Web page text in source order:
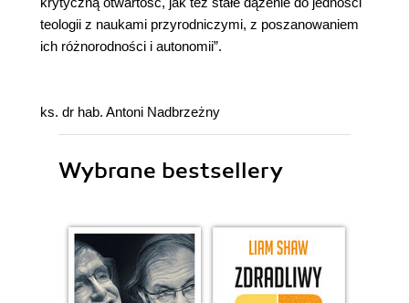
teologii z naukami przyrodniczymi, z poszanowaniem
ich różnorodności i autonomii”.
ks. dr hab. Antoni Nadbrzeżny
Wybrane bestsellery